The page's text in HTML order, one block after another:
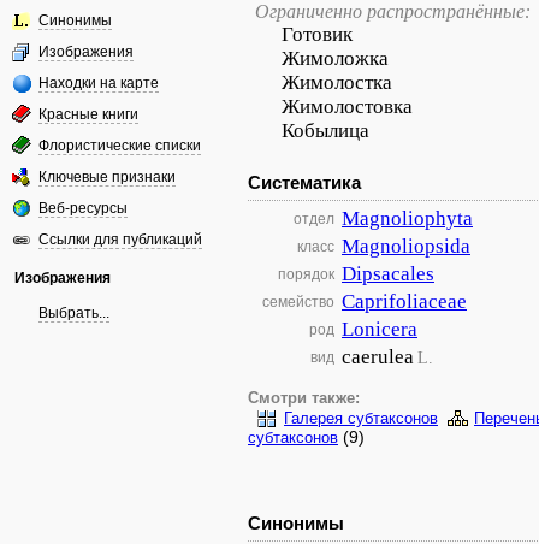
Синонимы
Изображения
Находки на карте
Красные книги
Флористические списки
Ключевые признаки
Веб-ресурсы
Ссылки для публикаций
Изображения
Выбрать...
Ограниченно распространённые:
Готовик
Жимоложка
Жимолостка
Жимолостовка
Кобылица
Систематика
отдел Magnoliophyta
класс Magnoliopsida
порядок Dipsacales
семейство Caprifoliaceae
род Lonicera
вид caeruleaL.
Смотри также:
Галерея субтаксонов
субтаксонов (9)
Синонимы